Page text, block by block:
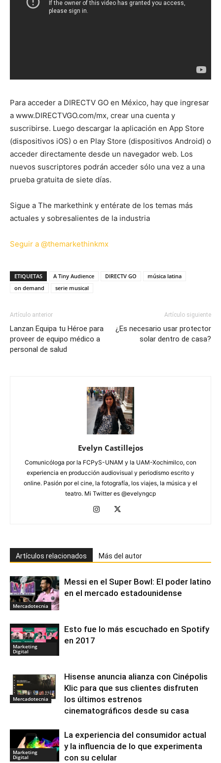
Para acceder a DIRECTV GO en México, hay que ingresar
a www.DIRECTVGO.com/mx, crear una cuenta y
suscribirse. Luego descargar la aplicación en App Store
(dispositivos iOS) o en Play Store (dispositivos Android) o
acceder directamente desde un navegador web. Los
nuevos suscriptores podrán acceder sólo una vez a una
prueba gratuita de siete días.
Sigue a The markethink y entérate de los temas más
actuales y sobresalientes de la industria
Seguir a @themarkethinkmx
ETIQUETAS A Tiny Audience DIRECTV GO
música latina
on demand
serie musical
Artículo anterior
Lanzan Equipa tu Héroe para
proveer de equipo médico a
personal de salud
Artículo siguiente
¿Es necesario usar protector
solar dentro de casa?
Evelyn Castillejos
Comunicóloga por la FCPyS-UNAM y la UAM-Xochimilco, con
experiencia en producción audiovisual y periodismo escrito y
online. Pasión por el cine, la fotografía, los viajes, la música y el
teatro. Mi Twitter es @evelyngcp
Artículos relacionados Más del autor
Mercadotecnia
Messi en el Super Bowl: El poder latino
en el mercado estadounidense
Marketing
Digital
Esto fue lo más escuchado en Spotify
en 2017
Mercadotecnia
Hisense anuncia alianza con Cinépolis
Klic para que sus clientes disfruten
los últimos estrenos
cinematográficos desde su casa
Marketing
Digital
La experiencia del consumidor actual
y la influencia de lo que experimenta
con su celular